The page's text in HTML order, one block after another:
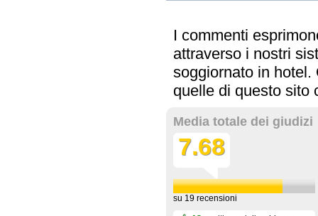
I commenti
attraverso i nostri
soggiornato in
quelle di questo sito
Media totale dei giudizi
7.68
su 19 recensioni